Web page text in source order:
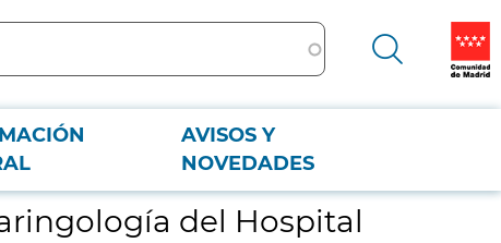
AVISOS Y
NOVEDADES
del Hospital